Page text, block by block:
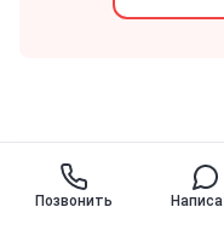
Позвонить